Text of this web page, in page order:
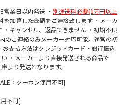
営業日以内発送 ・ 別途送料必要(1万円以上
を加算した金額をご連絡致します ・メーカ
・キャンセル、返品できません ・初期不良
のご連絡のみメーカー対応可能。通常の初
お支払方法はクレジットカード・銀行振込
・メーカーより直接発送される商品で
より発送となります。
：クーポン使用不可]
用不可]